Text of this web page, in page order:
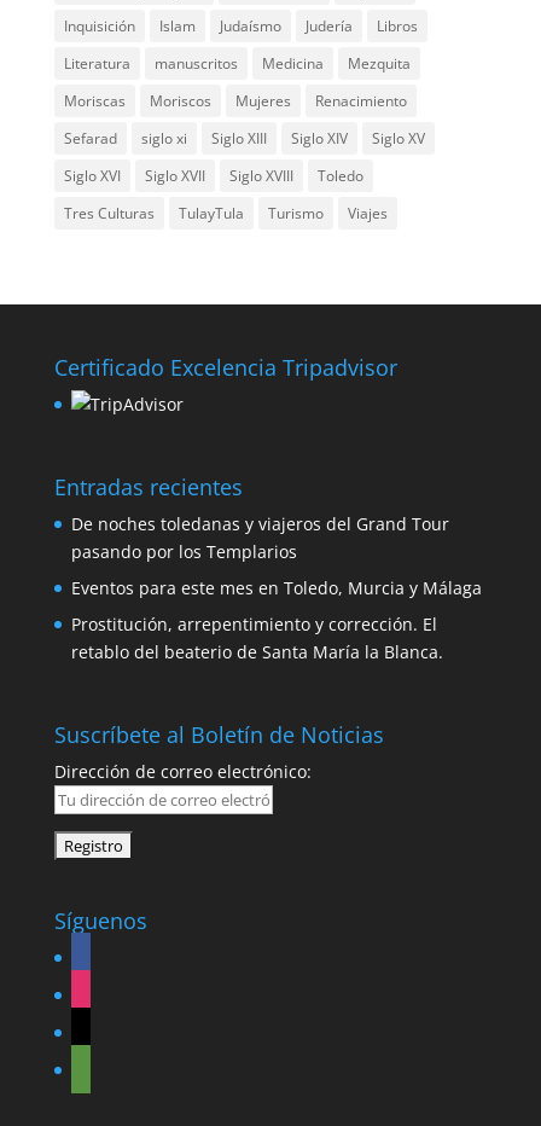
Inquisición
Islam Judaísmo Judería
Libros
Literatura
manuscritos Medicina
Mezquita
Moriscas
Moriscos Mujeres
Renacimiento
Sefarad
siglo xi Siglo XIII Siglo XIV
Siglo XV
Siglo XVI
Siglo XVII Siglo XVIII
Toledo
Tres Culturas
TulayTula Turismo Viajes
Certificado Excelencia Tripadvisor
Entradas recientes
De noches toledanas y viajeros del Grand Tour
pasando por los Templarios
Eventos para este mes en Toledo, Murcia y Málaga
Prostitución, arrepentimiento y corrección. El
retablo del beaterio de Santa María la Blanca.
Suscríbete al Boletín de Noticias
Dirección de correo electrónico:
Síguenos